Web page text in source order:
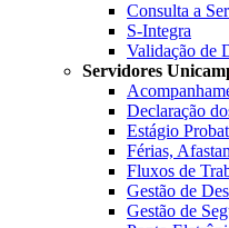
Consulta a
S-Integra
Validação de
Servidores
Declaração
Estágio
Férias,
Fluxos de
Gestão de
Gestão de